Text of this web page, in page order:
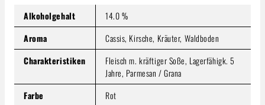
Preise inkl. MwSt. zzgl. Versandkosten
Produkt Anzahl: Gib den gewünschten Wert ein oder
In den Warenkorb
Alkoholgehalt
14.0 %
Aroma
Cassis, Kirsche, Kräuter, Waldboden
Charakteristiken
Fleisch m. kräftiger Soße, Lagerfähigk. 5
Jahre, Parmesan / Grana
Farbe
Rot